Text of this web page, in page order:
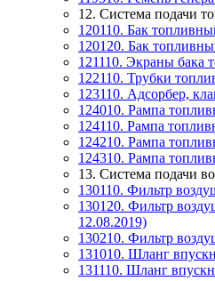
12. Система подачи
120110. Бак
120120. Бак
121110. Экраны бака
122110. Трубки
123110. Адсорбер,
124010. Рампа
124110. Рампа
124210. Рампа
124310. Рампа
13. Система подачи
130110. Фильтр
130120. Фильтр
12.08.2019)
130210. Фильтр
131010. Шланг
131110. Шланг